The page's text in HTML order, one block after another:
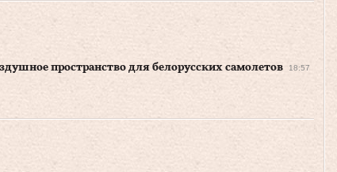
пространство для белорусских самолетов
18:57